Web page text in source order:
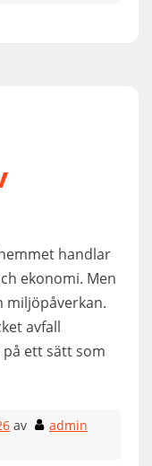
handlar
ekonomi. Men
miljöpåverkan.
avfall
ett sätt som
av
admin